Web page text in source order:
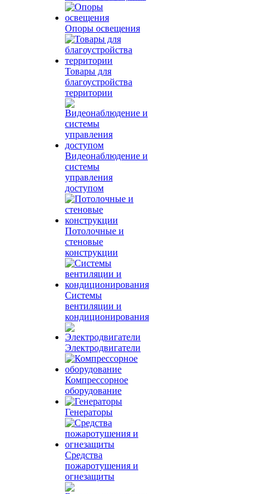
Опоры освещения
Товары для
благоустройства
территории
Видеонаблюдение и
системы
управления
доступом
Потолочные и
стеновые
конструкции
Системы
вентиляции и
кондиционирования
Электродвигатели
Компрессорное
оборудование
Генераторы
Средства
пожаротушения и
огнезащиты